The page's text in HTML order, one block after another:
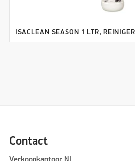
ISACLEAN SEASON 1 LTR, REINIGER
Contact
Verkoopkantoor NL